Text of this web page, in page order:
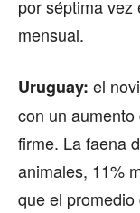
por séptima vez
mensual.
Uruguay: el
con un
firme. La faena
animales, 11%
que el